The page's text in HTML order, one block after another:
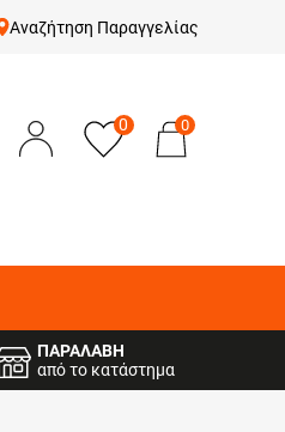
Αναζήτηση Παραγγελίας
0 0
ΠΑΡΑΛΑΒΗ
από το κατάστημα